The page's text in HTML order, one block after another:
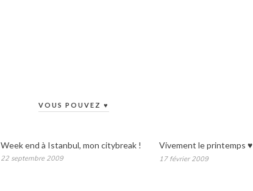
VOUS POUVEZ ♥
Week end à Istanbul, mon citybreak !
22 septembre 2009
Vivement le printemps ♥
17 février 2009